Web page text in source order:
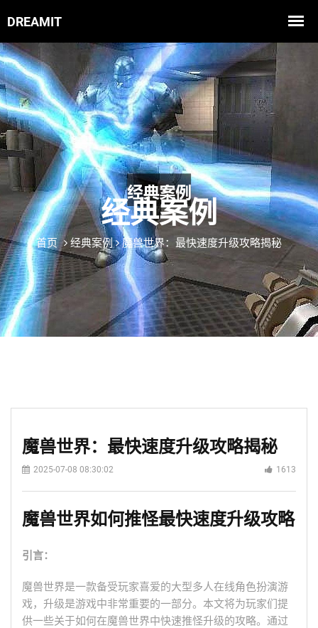
经典案例
首页 经典案例 魔兽世界：最快速度升级攻略揭秘
魔兽世界：最快速度升级攻略揭秘
2025-07-08 08:30:02 1613
魔兽世界如何推怪最快速度升级攻略
引言：
魔兽世界是一款备受玩家喜爱的大型多人在线角色扮演游
戏，升级是游戏中非常重要的一部分。本文将为玩家们提
供一些关于如何在魔兽世界中快速推怪升级的攻略。通过